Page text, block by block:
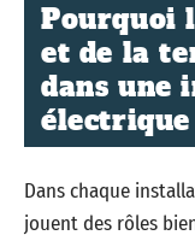
Pourquoi
et de la
dans une
électrique
Dans chaque
jouent des rôles